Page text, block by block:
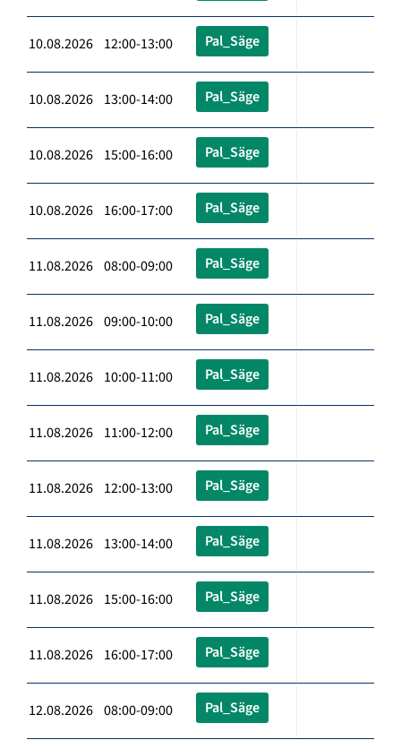
10.08.2026 12:00-13:00 Pal_Säge
10.08.2026 13:00-14:00 Pal_Säge
10.08.2026 15:00-16:00 Pal_Säge
10.08.2026 16:00-17:00 Pal_Säge
11.08.2026 08:00-09:00 Pal_Säge
11.08.2026 09:00-10:00 Pal_Säge
11.08.2026 10:00-11:00 Pal_Säge
11.08.2026 11:00-12:00 Pal_Säge
11.08.2026 12:00-13:00 Pal_Säge
11.08.2026 13:00-14:00 Pal_Säge
11.08.2026 15:00-16:00 Pal_Säge
11.08.2026 16:00-17:00 Pal_Säge
12.08.2026 08:00-09:00 Pal_Säge